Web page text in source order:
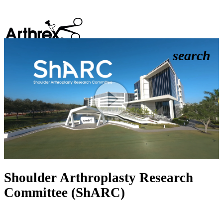
search
Play
Video
Shoulder Arthroplasty Research
Committee (ShARC)